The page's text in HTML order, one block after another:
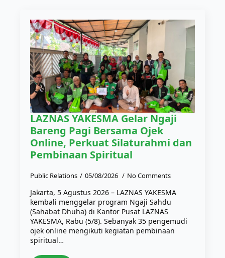
LAZNAS YAKESMA Gelar Ngaji
Bareng Pagi Bersama Ojek
Online, Perkuat Silaturahmi dan
Pembinaan Spiritual
Public Relations 05/08/2026 No Comments
Jakarta, 5 Agustus 2026 – LAZNAS YAKESMA
kembali menggelar program Ngaji Sahdu
(Sahabat Dhuha) di Kantor Pusat LAZNAS
YAKESMA, Rabu (5/8). Sebanyak 35 pengemudi
ojek online mengikuti kegiatan pembinaan
spiritual…